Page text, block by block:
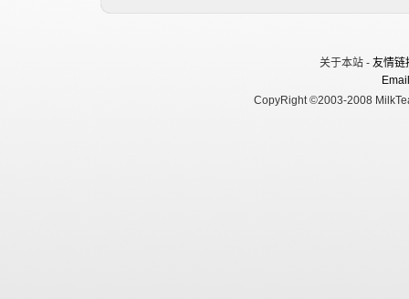
关于本站 - 友情链
CopyRight ©2003-2008